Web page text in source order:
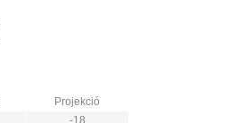
Projekció
-18